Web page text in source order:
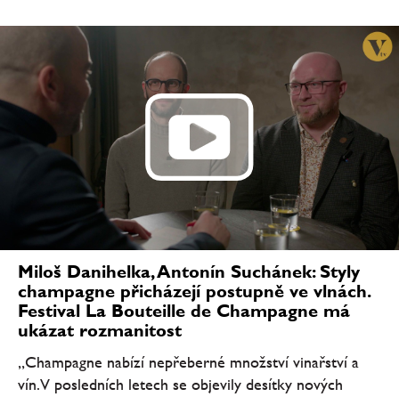
Miloš Danihelka, Antonín Suchánek: Styly
champagne přicházejí postupně ve vlnách.
Festival La Bouteille de Champagne má
ukázat rozmanitost
„Champagne nabízí nepřeberné množství vinařství a
vín. V posledních letech se objevily desítky nových